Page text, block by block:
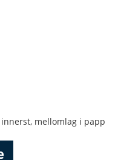
mellomlag i papp